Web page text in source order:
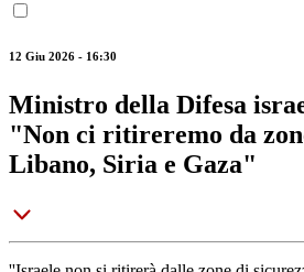
12 Giu 2026 - 16:30
Ministro della Difesa
"Non ci ritireremo da
Libano, Siria e Gaza"